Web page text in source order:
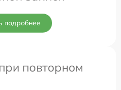
подробнее
повторном